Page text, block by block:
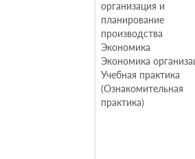
организация и
планирование
производства
Экономика
Экономика
Учебная практика
(Ознакомительная
практика)